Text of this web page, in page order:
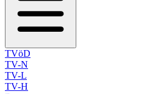
TVöD
TV-N
TV-L
TV-H